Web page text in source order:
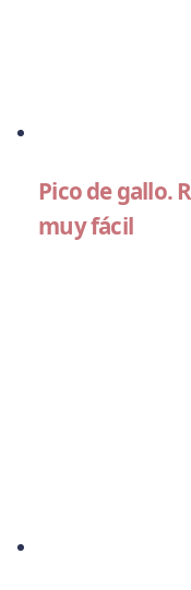
Pico de gallo.
muy fácil